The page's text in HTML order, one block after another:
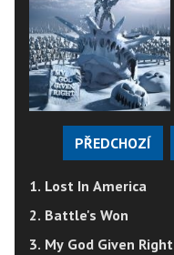
PŘEDCHOZÍ
1. Lost In America
2. Battle's Won
3. My God Given Right